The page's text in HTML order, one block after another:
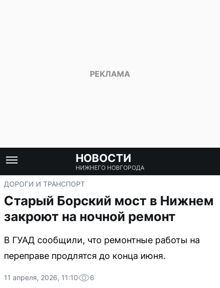
НОВОСТИ
НИЖНЕГО НОВГОРОДА
ДОРОГИ И ТРАНСПОРТ
Старый Борский мост в Нижнем
закроют на ночной ремонт
В ГУАД сообщили, что ремонтные работы на
переправе продлятся до конца июня.
11 апреля, 2026, 11:10 6